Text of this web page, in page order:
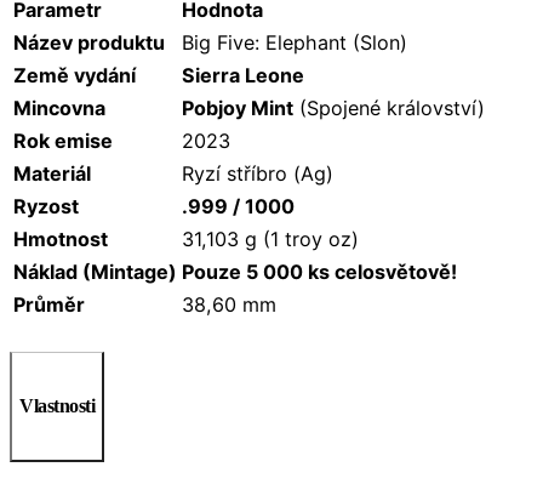
Parametr
Hodnota
Název produktu
Big Five: Elephant (Slon)
Země vydání
Sierra Leone
Mincovna
Pobjoy Mint (Spojené království)
Rok emise
2023
Materiál
Ryzí stříbro (Ag)
Ryzost
.999 / 1000
Hmotnost
31,103 g (1 troy oz)
Náklad (Mintage) Pouze 5 000 ks celosvětově!
Průměr
38,60 mm
Vlastnosti